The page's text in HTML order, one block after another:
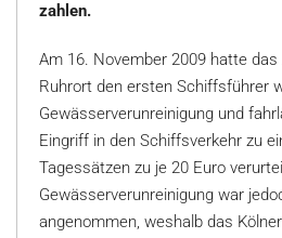
zahlen.
Am 16. November 2009 hatte
Ruhrort den ersten Schiffsführer
Gewässerverunreinigung und
Eingriff in den Schiffsverkehr zu
Tagessätzen zu je 20 Euro
Gewässerverunreinigung war
angenommen, weshalb das